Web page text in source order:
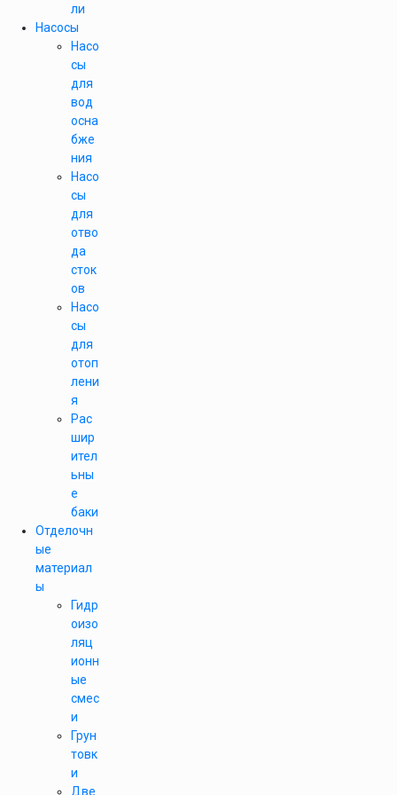
ли
Насосы
Насо
сы
для
вод
осна
бже
ния
Насо
сы
для
отво
да
сток
ов
Насо
сы
для
отоп
лени
я
Рас
шир
ител
ьны
е
баки
Отделочн
ые
материал
ы
Гидр
оизо
ляц
ионн
ые
смес
и
Грун
товк
и
Две